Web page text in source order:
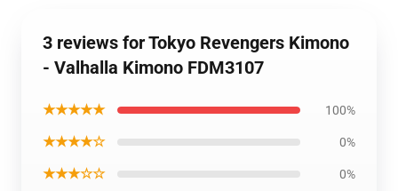
3 reviews for Tokyo Revengers Kimono
- Valhalla Kimono FDM3107
★★★★★ 100%
★★★★☆ 0%
★★★☆☆ 0%